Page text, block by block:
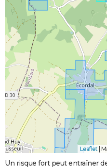
Leaflet |
Un risque fort peut entraîner